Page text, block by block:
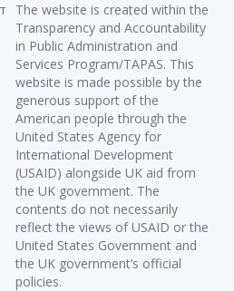
The website is created within the
Transparency and Accountability
in Public Administration and
Services Program/TAPAS. This
website is made possible by the
generous support of the
American people through the
United States Agency for
International Development
(USAID) alongside UK aid from
the UK government. The
contents do not necessarily
reflect the views of USAID or the
United States Government and
the UK government’s official
policies.